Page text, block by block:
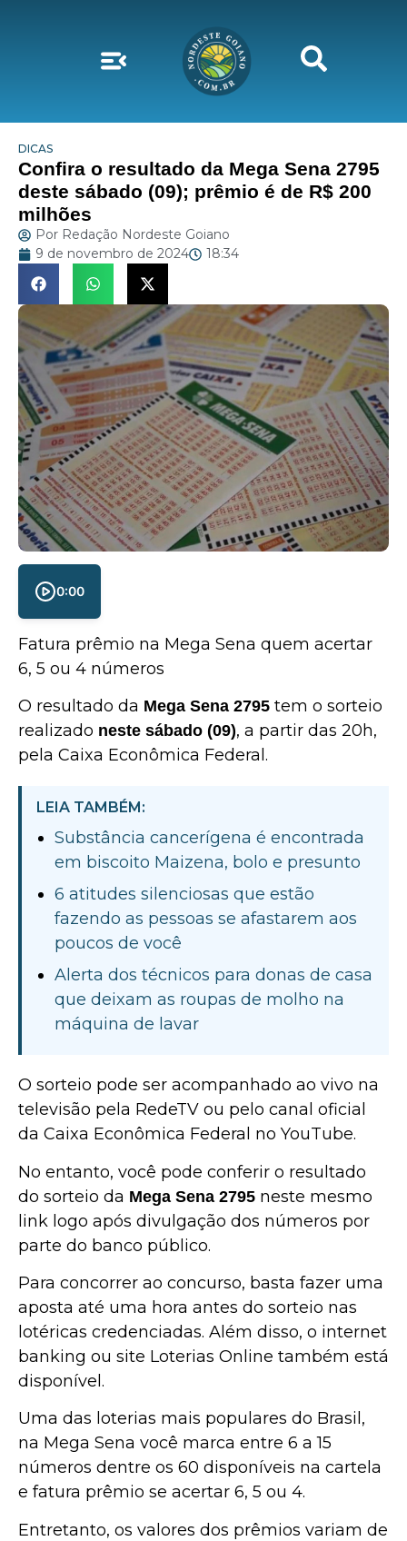
DICAS
Confira o resultado da Mega Sena 2795
deste sábado (09); prêmio é de R$ 200
milhões
Por Redação Nordeste Goiano
9 de novembro de 2024
18:34
0:00
Fatura prêmio na Mega Sena quem acertar
6, 5 ou 4 números
O resultado da Mega Sena 2795 tem o sorteio
realizado neste sábado (09), a partir das 20h,
pela Caixa Econômica Federal.
LEIA TAMBÉM:
Substância cancerígena é encontrada
em biscoito Maizena, bolo e presunto
6 atitudes silenciosas que estão
fazendo as pessoas se afastarem aos
poucos de você
Alerta dos técnicos para donas de casa
que deixam as roupas de molho na
máquina de lavar
O sorteio pode ser acompanhado ao vivo na
televisão pela RedeTV ou pelo canal oficial
da Caixa Econômica Federal no YouTube.
No entanto, você pode conferir o resultado
do sorteio da Mega Sena 2795 neste mesmo
link logo após divulgação dos números por
parte do banco público.
Para concorrer ao concurso, basta fazer uma
aposta até uma hora antes do sorteio nas
lotéricas credenciadas. Além disso, o internet
banking ou site Loterias Online também está
disponível.
Uma das loterias mais populares do Brasil,
na Mega Sena você marca entre 6 a 15
números dentre os 60 disponíveis na cartela
e fatura prêmio se acertar 6, 5 ou 4.
Entretanto, os valores dos prêmios variam de